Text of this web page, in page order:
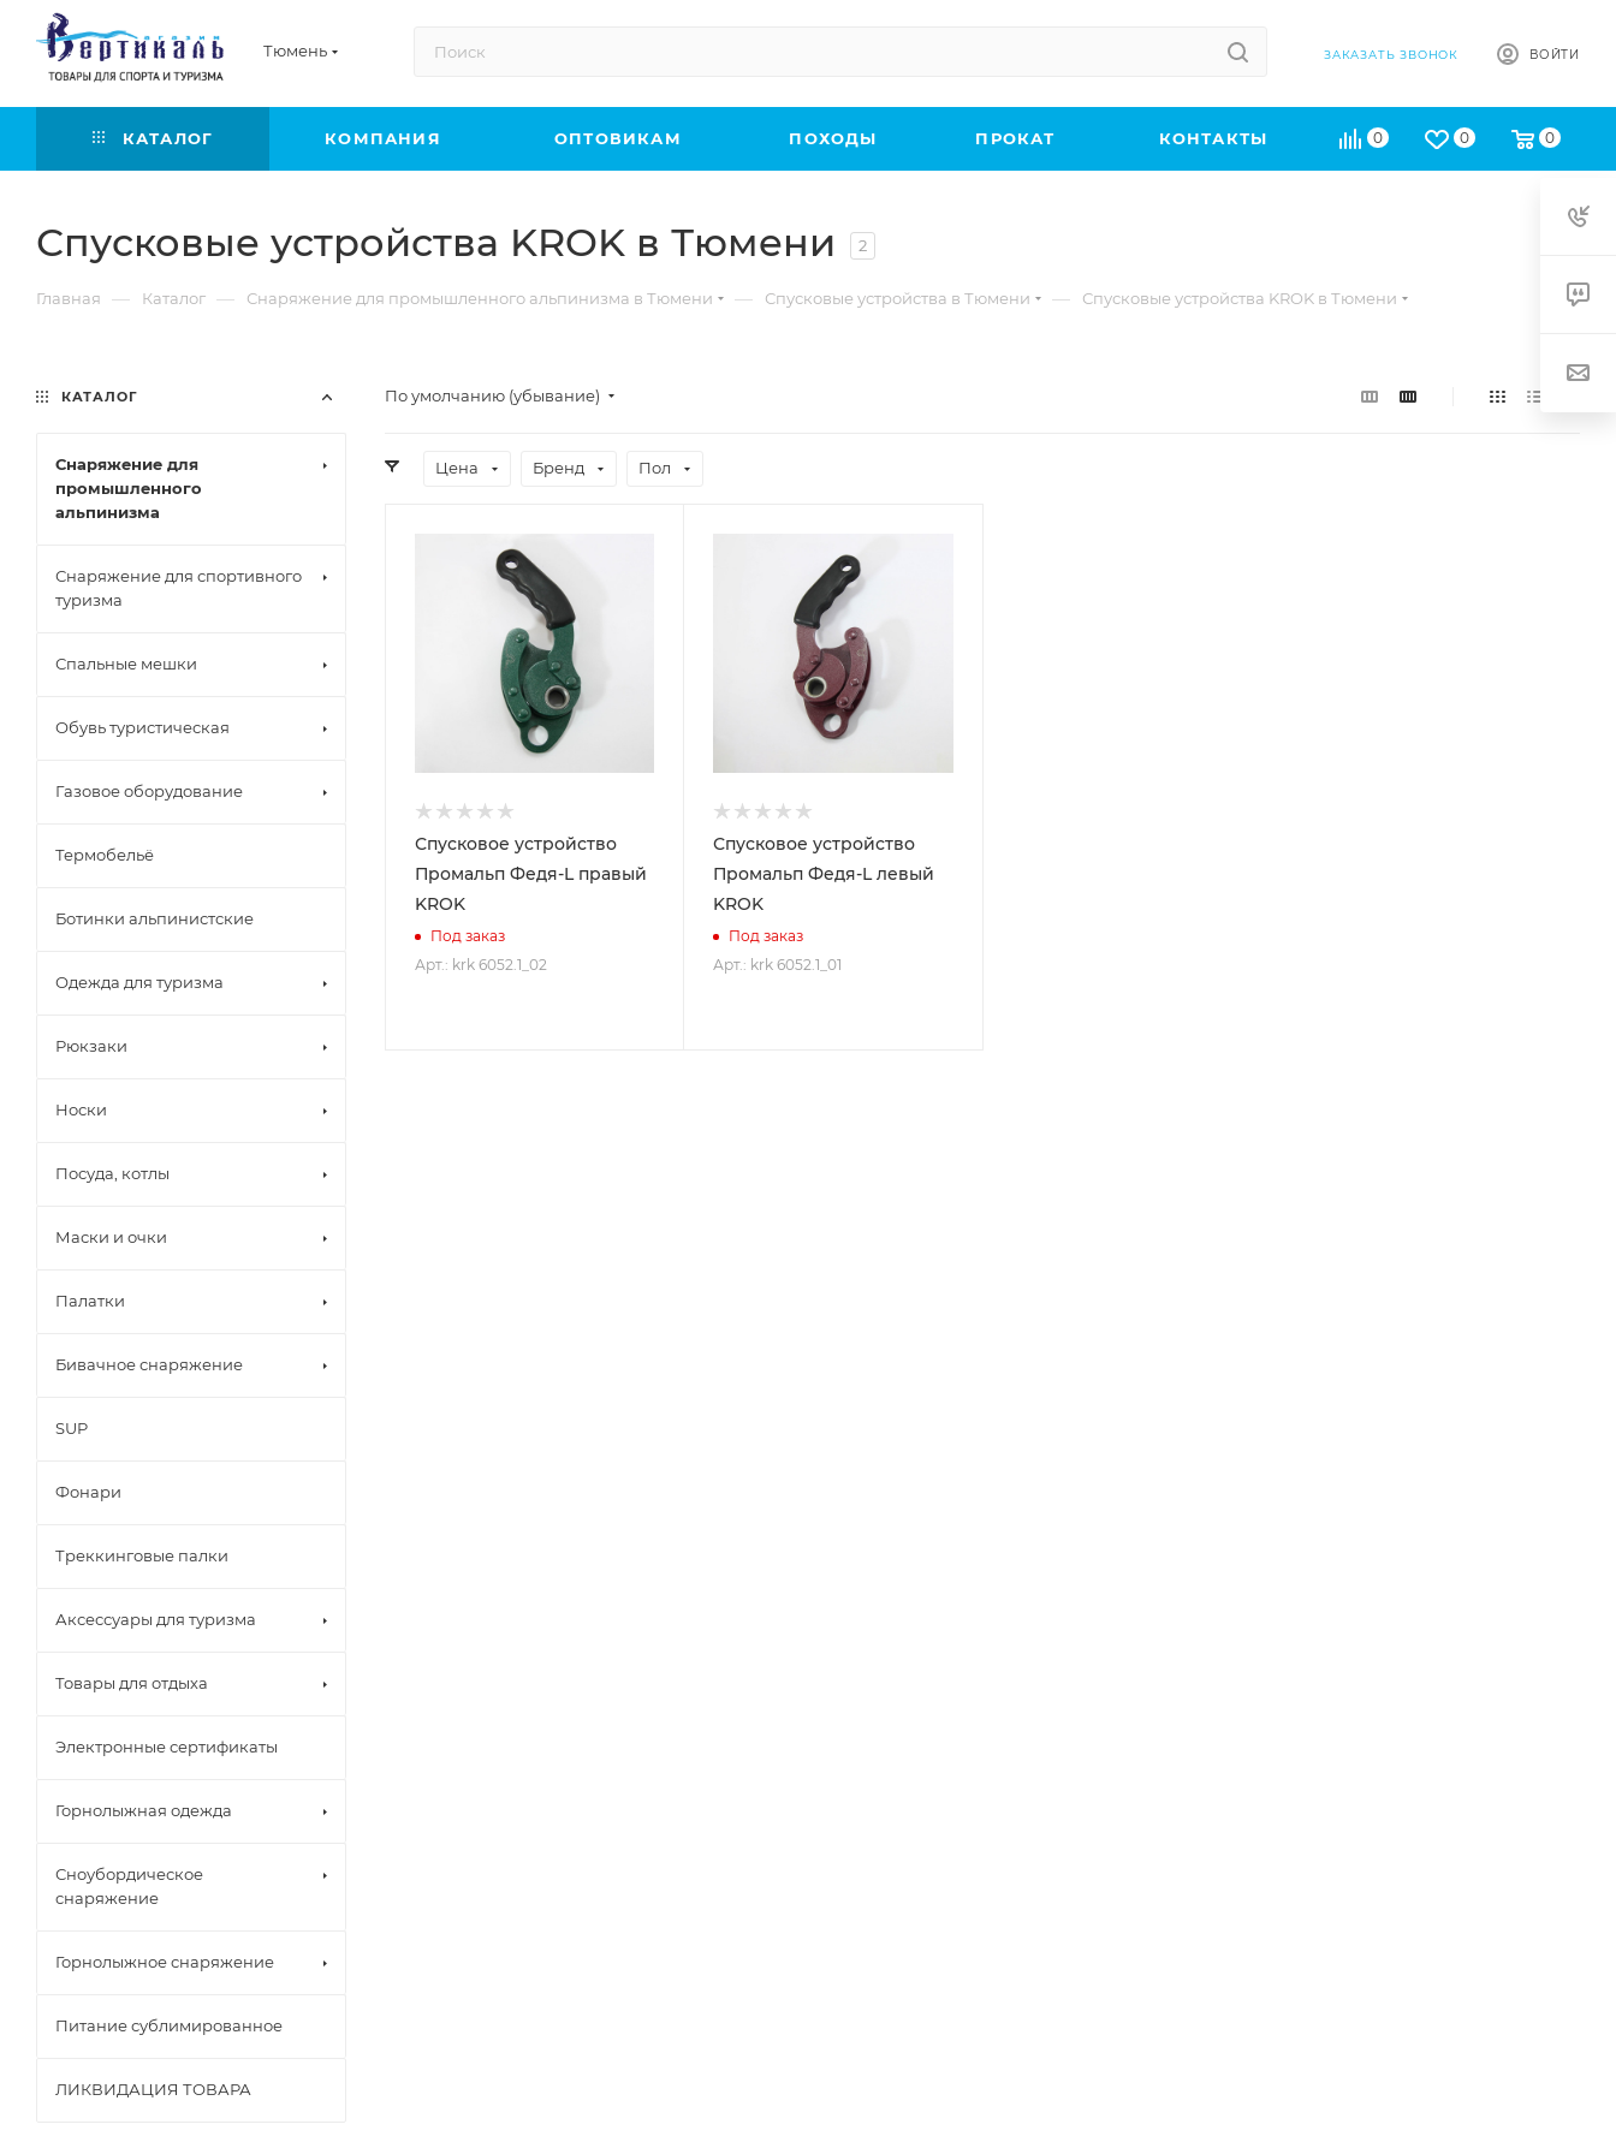
Тюмень ЗАКАЗАТЬ ЗВОНОК ВОЙТИ
0 0 0
КАТАЛОГ КОМПАНИЯ ОПТОВИКАМ ПОХОДЫ ПРОКАТ КОНТАКТЫ
Спусковые устройства KROK в Тюмени 2
Главная — Каталог — Снаряжение для промышленного альпинизма в Тюмени — Спусковые устройства в Тюмени — Спусковые устройства KROK в Тюмени
По умолчанию (убывание)
Цена Бренд Пол
Спусковое устройство
Промальп Федя-L правый
KROK
Под заказ
Арт.: krk 6052.1_02
Спусковое устройство
Промальп Федя-L левый
KROK
Под заказ
Арт.: krk 6052.1_01
КАТАЛОГ
Снаряжение для
промышленного
альпинизма
Снаряжение для спортивного
туризма
Спальные мешки
Обувь туристическая
Газовое оборудование
Термобельё
Ботинки альпинистские
Одежда для туризма
Рюкзаки
Носки
Посуда, котлы
Маски и очки
Палатки
Бивачное снаряжение
SUP
Фонари
Треккинговые палки
Аксессуары для туризма
Товары для отдыха
Электронные сертификаты
Горнолыжная одежда
Сноубордическое
снаряжение
Горнолыжное снаряжение
Питание сублимированное
ЛИКВИДАЦИЯ ТОВАРА